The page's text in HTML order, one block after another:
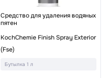
Средство для удаления водяных
пятен
KochChemie Finish Spray Exterior
(Fse)
Бутылка 1 л